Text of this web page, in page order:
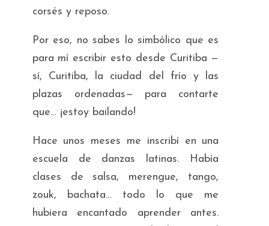
corsés y reposo.
Por eso, no sabes lo simbólico que es
para mí escribir esto desde Curitiba —
sí, Curitiba, la ciudad del frío y las
plazas ordenadas— para contarte
que… ¡estoy bailando!
Hace unos meses me inscribí en una
escuela de danzas latinas. Había
clases de salsa, merengue, tango,
zouk, bachata… todo lo que me
hubiera encantado aprender antes.